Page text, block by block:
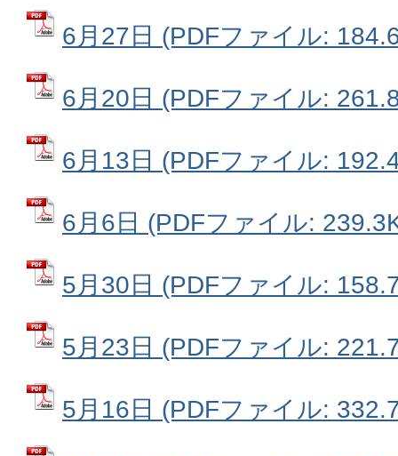
6月27日 (PDFファイル:
6月20日 (PDFファイル:
6月13日 (PDFファイル:
6月6日 (PDFファイル:
5月30日 (PDFファイル:
5月23日 (PDFファイル:
5月16日 (PDFファイル: